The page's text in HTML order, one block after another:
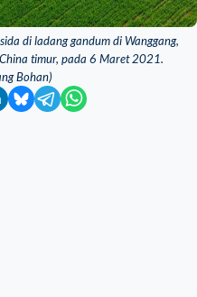
di ladang gandum di Wanggang,
timur, pada 6 Maret 2021.
Bohan)